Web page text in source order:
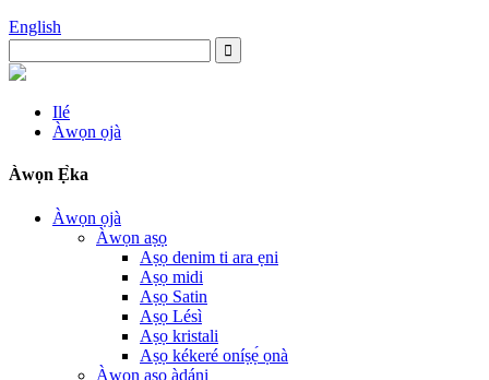
English
Ilé
Àwọn ọjà
Àwọn Ẹ̀ka
Àwọn ọjà
Àwọn aṣọ
Aṣọ denim ti ara ẹni
Aṣọ midi
Aṣọ Satin
Aṣọ Lésì
Aṣọ kristali
Aṣọ kékeré oníṣẹ́ ọnà
Àwọn aṣọ àdáni